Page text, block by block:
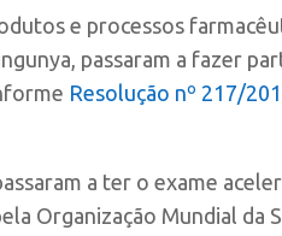
e processos
passaram a fazer
Resolução nº 217/
a ter o exame
Organização Mundial da